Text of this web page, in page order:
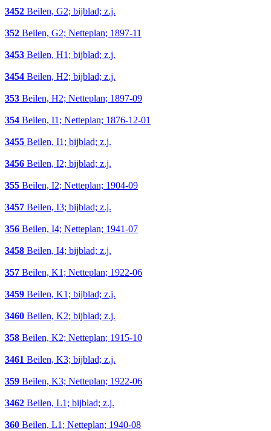
3452 Beilen, G2; bijblad; z.j.
352 Beilen, G2; Netteplan; 1897-11
3453 Beilen, H1; bijblad; z.j.
3454 Beilen, H2; bijblad; z.j.
353 Beilen, H2; Netteplan; 1897-09
354 Beilen, I1; Netteplan; 1876-12-01
3455 Beilen, I1; bijblad; z.j.
3456 Beilen, I2; bijblad; z.j.
355 Beilen, I2; Netteplan; 1904-09
3457 Beilen, I3; bijblad; z.j.
356 Beilen, I4; Netteplan; 1941-07
3458 Beilen, I4; bijblad; z.j.
357 Beilen, K1; Netteplan; 1922-06
3459 Beilen, K1; bijblad; z.j.
3460 Beilen, K2; bijblad; z.j.
358 Beilen, K2; Netteplan; 1915-10
3461 Beilen, K3; bijblad; z.j.
359 Beilen, K3; Netteplan; 1922-06
3462 Beilen, L1; bijblad; z.j.
360 Beilen, L1; Netteplan; 1940-08